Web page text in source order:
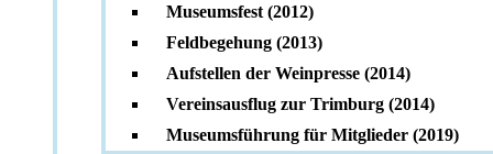
Museumsfest (2012)
Feldbegehung (2013)
Aufstellen der Weinpresse (2014)
Vereinsausflug zur Trimburg (2014)
Museumsführung für Mitglieder (2019)